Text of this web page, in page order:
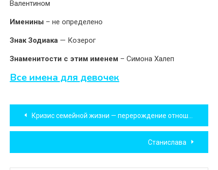
Валентином
Именины – не определено
Знак Зодиака — Козерог
Знаменитости с этим именем – Симона Халеп
Все имена для девочек
Навигация
по
записям
Кризис семейной жизни — перерождение отношений
Станислава